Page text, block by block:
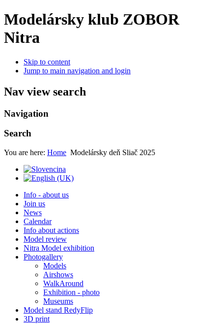
Modelársky klub ZOBOR
Nitra
Skip to content
Jump to main navigation and login
Nav view search
Navigation
Search
You are here: Home Modelársky deň Sliač 2025
Info - about us
Join us
News
Calendar
Info about actions
Model review
Nitra Model exhibition
Photogallery
Models
Airshows
WalkAround
Exhibition - photo
Museums
Model stand RedyFlip
3D print